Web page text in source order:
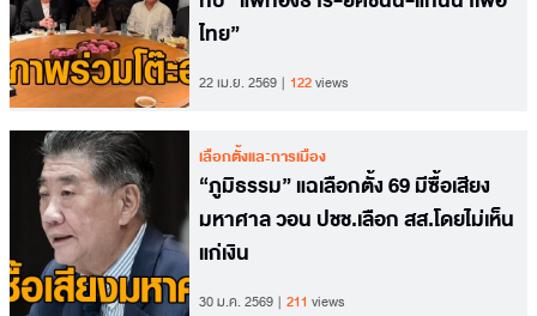
ไทย”
22 เม.ย. 2569 122views
เลือกตั้งและการเมือง
“ภูมิธรรม” แฉเลือกตั้ง 69 มีซื้อเสียง
มหาศาล วอน ปชช.เลือก สส.โดยไม่เห็น
แก่เงิน
30 ม.ค. 2569 211 views